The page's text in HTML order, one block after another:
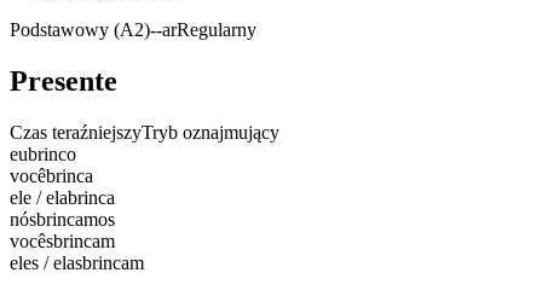
Podstawowy (A2)--arRegularny
Presente
Czas teraźniejszyTryb oznajmujący
eubrinco
vocêbrinca
ele / elabrinca
nósbrincamos
vocêsbrincam
eles / elasbrincam